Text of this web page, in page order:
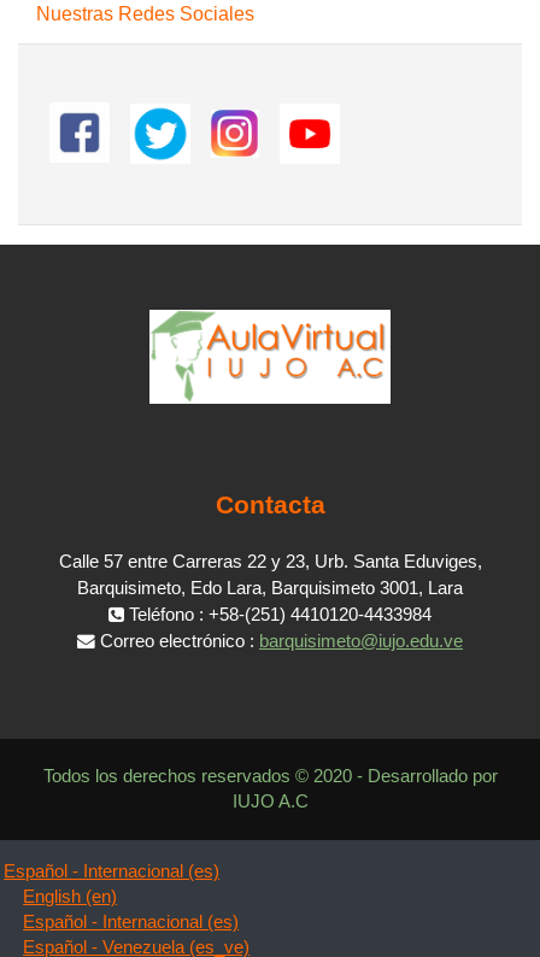
Nuestras Redes Sociales
Contacta
Calle 57 entre Carreras 22 y 23, Urb. Santa Eduviges,
Barquisimeto, Edo Lara, Barquisimeto 3001, Lara
Teléfono : +58-(251) 4410120-4433984
Correo electrónico : barquisimeto@iujo.edu.ve
Todos los derechos reservados © 2020 - Desarrollado por
IUJO A.C
Español - Internacional ‎(es)‎
English ‎(en)‎
Español - Internacional ‎(es)‎
Español - Venezuela ‎(es_ve)‎